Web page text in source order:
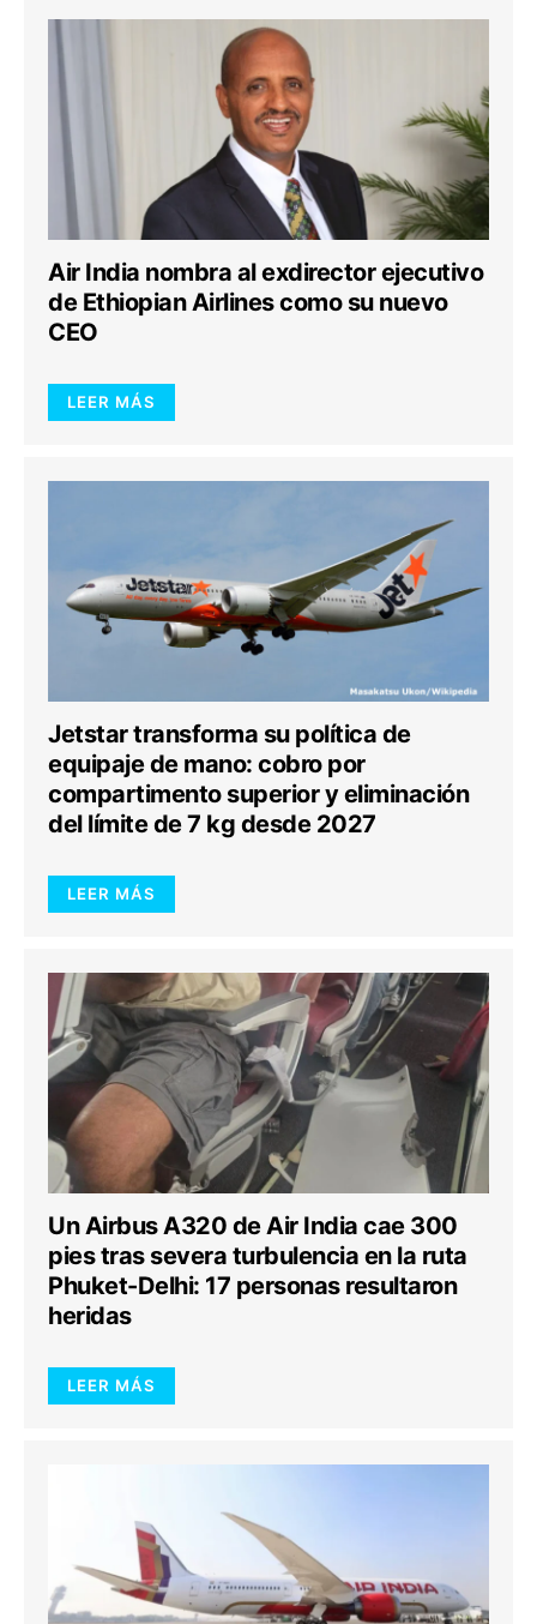
Air India nombra al exdirector ejecutivo
de Ethiopian Airlines como su nuevo
CEO
LEER MÁS
Jetstar transforma su política de
equipaje de mano: cobro por
compartimento superior y eliminación
del límite de 7 kg desde 2027
LEER MÁS
Un Airbus A320 de Air India cae 300
pies tras severa turbulencia en la ruta
Phuket-Delhi: 17 personas resultaron
heridas
LEER MÁS